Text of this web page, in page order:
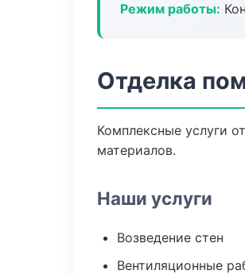
Режим работы:
Отделка
Комплексные услуги
материалов.
Наши услуги
Возведение стен
Вентиляционные